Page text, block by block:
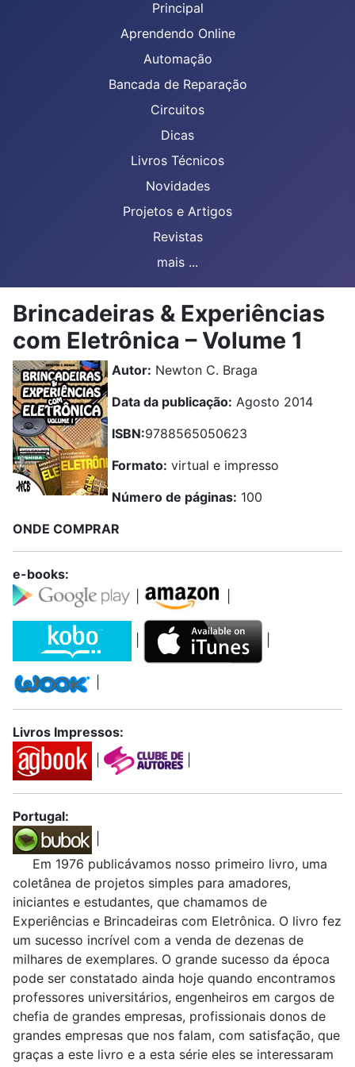
Principal
Aprendendo Online
Automação
Bancada de Reparação
Circuitos
Dicas
Livros Técnicos
Novidades
Projetos e Artigos
Revistas
mais ...
Brincadeiras & Experiências
com Eletrônica – Volume 1
Autor: Newton C. Braga
Data da publicação: Agosto 2014
ISBN:9788565050623
Formato: virtual e impresso
Número de páginas: 100
ONDE COMPRAR
e-books:
Livros Impressos:
Portugal:
Em 1976 publicávamos nosso primeiro livro, uma
coletânea de projetos simples para amadores,
iniciantes e estudantes, que chamamos de
Experiências e Brincadeiras com Eletrônica. O livro fez
um sucesso incrível com a venda de dezenas de
milhares de exemplares. O grande sucesso da época
pode ser constatado ainda hoje quando encontramos
professores universitários, engenheiros em cargos de
chefia de grandes empresas, profissionais donos de
grandes empresas que nos falam, com satisfação, que
graças a este livro e a esta série eles se interessaram